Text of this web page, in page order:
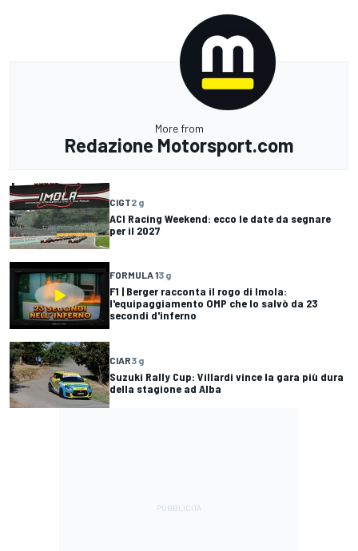
More from
Redazione Motorsport.com
CIGT2 g
ACI Racing Weekend: ecco le date da segnare
per il 2027
FORMULA 13 g
F1 | Berger racconta il rogo di Imola:
l'equipaggiamento OMP che lo salvò da 23
secondi d'inferno
CIAR3 g
Suzuki Rally Cup: Villardi vince la gara più dura
della stagione ad Alba